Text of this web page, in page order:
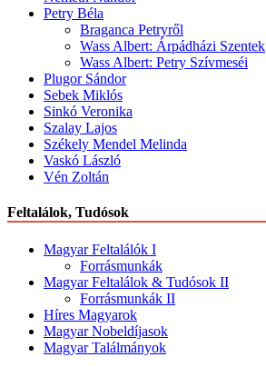
Petry Béla
Braganca Petryről
Wass Albert: Árpádházi Szentek
Wass Albert: Petry Szívmeséi
Plugor Sándor
Sebek Miklós
Sinkó Veronika
Szalay Lajos
Székely Mendel Melinda
Vaskó László
Vén Zoltán
Feltalálok, Tudósok
Magyar Feltalálók I
Forrásmunkák
Magyar Feltalálok & Tudósok II
Forrásmunkák II
Híres Magyarok
Magyar Nobeldíjasok
Magyar Találmányok